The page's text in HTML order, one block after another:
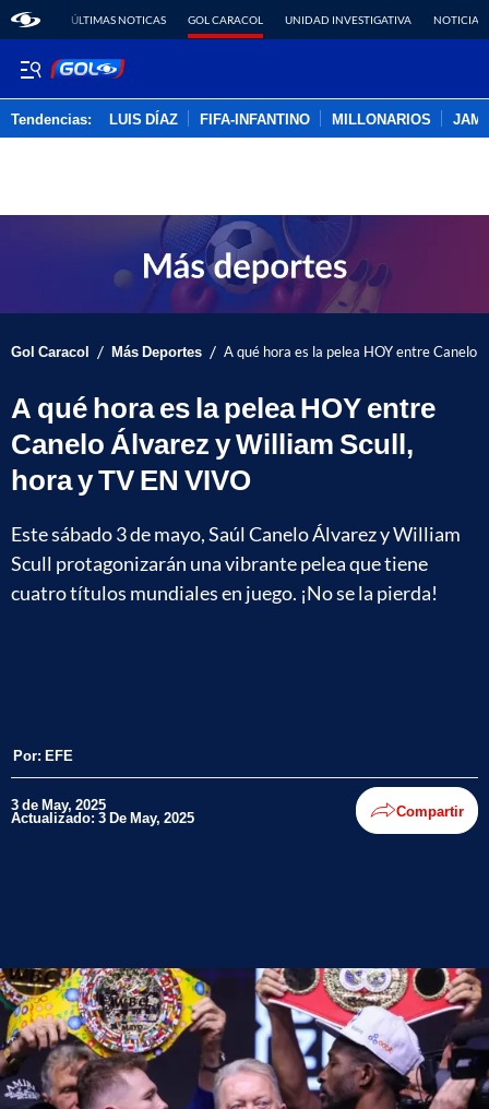
ÚLTIMAS NOTICAS GOL CARACOL UNIDAD INVESTIGATIVA NOTICIAS
Tendencias: LUIS DÍAZ FIFA-INFANTINO MILLONARIOS
Gol Caracol / Más Deportes / A qué hora es la pelea HOY entre Canelo
A qué hora es la pelea HOY entre
Canelo Álvarez y William Scull,
hora y TV EN VIVO
Este sábado 3 de mayo, Saúl Canelo Álvarez y William
Scull protagonizarán una vibrante pelea que tiene
cuatro títulos mundiales en juego. ¡No se la pierda!
Por: EFE
3 de May, 2025
Actualizado: 3 De May, 2025 Compartir